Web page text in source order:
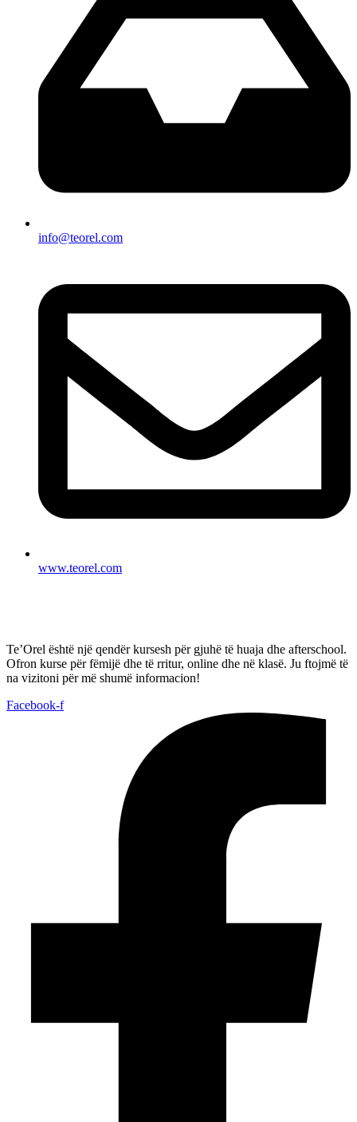
info@teorel.com
www.teorel.com
Te’Orel është një qendër kursesh për gjuhë të huaja dhe afterschool.
Ofron kurse për fëmijë dhe të rritur, online dhe në klasë. Ju ftojmë të
na vizitoni për më shumë informacion!
Facebook-f